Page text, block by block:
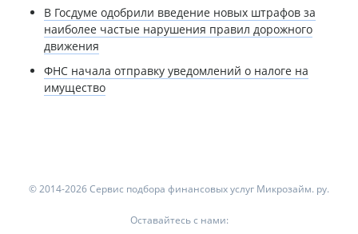
В Госдуме одобрили введение новых штрафов за
наиболее частые нарушения правил дорожного
движения
ФНС начала отправку уведомлений о налоге на
имущество
© 2014-2026 Сервис подбора финансовых услуг Микрозайм. ру.
Оставайтесь с нами: